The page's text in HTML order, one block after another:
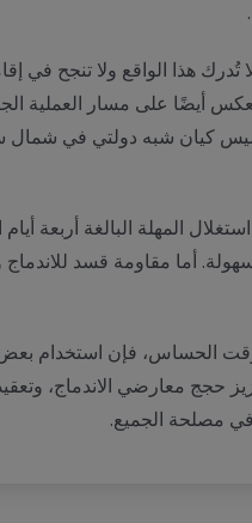
تُدرك هذا الواقع ولا تنجح
كيان شبه دولتي في شمال
المهلة البالغة أربعة
سهولة. أما مقاومة قسد
الحساس، فإن استخدام بعض
حجج معارضي الاندماج،
مصلحة الجميع.